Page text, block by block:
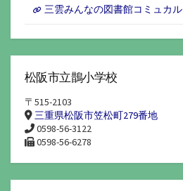
三雲みんなの図書館コミュカル
松阪市立鵲小学校
〒515-2103
三重県松阪市笠松町279番地
0598-56-3122
0598-56-6278